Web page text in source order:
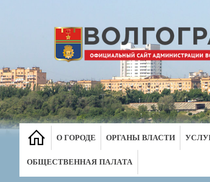
О ГОРОДЕ ОРГАНЫ ВЛАСТИ
ОБЩЕСТВЕННАЯ ПАЛАТА